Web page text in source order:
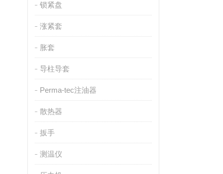
锁紧盘
涨紧套
胀套
导柱导套
Perma-tec注油器
散热器
扳手
测温仪